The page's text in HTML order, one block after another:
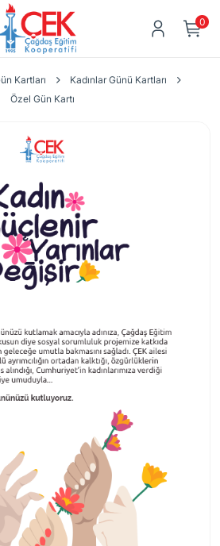
0
Kartları
Kadınlar Günü Kartları
Özel Gün Kartı